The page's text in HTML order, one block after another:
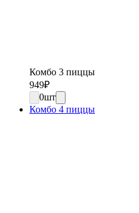
Комбо 3 пиццы
949₽
0шт
Комбо 4 пиццы